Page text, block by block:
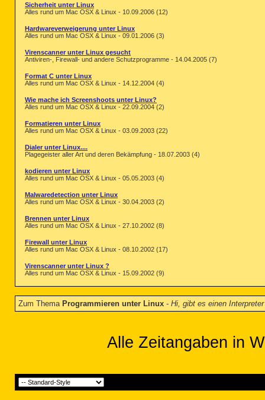
Sicherheit unter Linux
Alles rund um Mac OSX & Linux - 10.09.2006 (12)
Hardwareverweigerung unter Linux
Alles rund um Mac OSX & Linux - 09.01.2006 (3)
Virenscanner unter Linux gesucht
Antiviren-, Firewall- und andere Schutzprogramme - 14.04.2005 (7)
Format C unter Linux
Alles rund um Mac OSX & Linux - 14.12.2004 (4)
Wie mache ich Screenshoots unter Linux?
Alles rund um Mac OSX & Linux - 22.09.2004 (2)
Formatieren unter Linux
Alles rund um Mac OSX & Linux - 03.09.2003 (22)
Dialer unter Linux....
Plagegeister aller Art und deren Bekämpfung - 18.07.2003 (4)
kodieren unter Linux
Alles rund um Mac OSX & Linux - 05.05.2003 (4)
Malwaredetection unter Linux
Alles rund um Mac OSX & Linux - 30.04.2003 (2)
Brennen unter Linux
Alles rund um Mac OSX & Linux - 27.10.2002 (8)
Firewall unter Linux
Alles rund um Mac OSX & Linux - 08.10.2002 (17)
Virenscanner unter Linux ?
Alles rund um Mac OSX & Linux - 15.09.2002 (9)
Zum Thema Programmieren unter Linux - Hi, gibt es einen
Alle Zeitangaben in